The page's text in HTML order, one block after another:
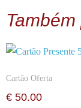
Cartão Oferta
€ 50.00